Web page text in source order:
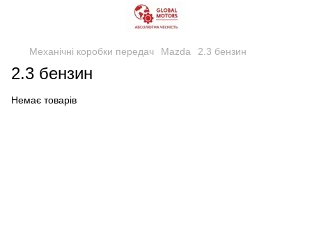
Механічні коробки передач Mazda 2.3 бензин
2.3 бензин
Немає товарів